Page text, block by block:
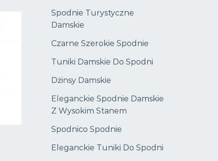
Spodnie Turystyczne
Damskie
Czarne Szerokie Spodnie
Tuniki Damskie Do Spodni
Dżinsy Damskie
Eleganckie Spodnie Damskie
Z Wysokim Stanem
Spodnico Spodnie
Eleganckie Tuniki Do Spodni